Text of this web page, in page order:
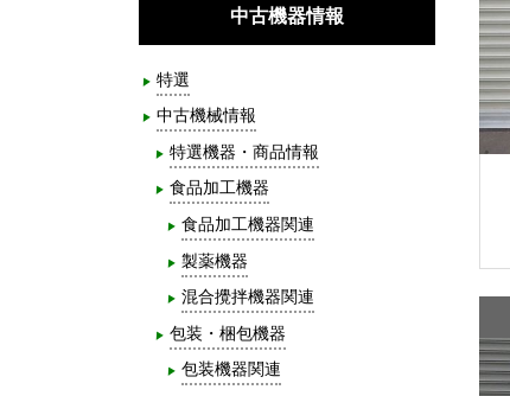
中古機器情報
特選
中古機械情報
特選機器・商品情報
食品加工機器
食品加工機器関連
製薬機器
混合攪拌機器関連
包装・梱包機器
包装機器関連